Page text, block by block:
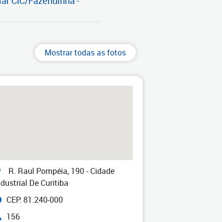
Mostrar todas as fotos
R. Raul Pompéia, 190 - Cidade
De Curitiba
CEP: 81.240-000
156